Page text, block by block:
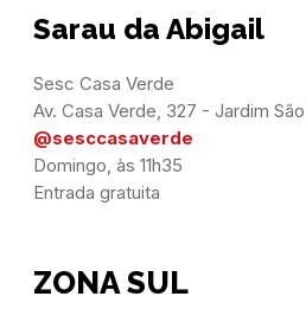
Sarau da Abigail
Sesc Casa Verde
@sesccasaverde
Domingo, às 11h35
Entrada gratuita
ZONA SUL